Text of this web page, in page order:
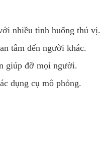
nhiều tình huống thú vị.
tâm đến người khác.
giúp đỡ mọi người.
dụng cụ mô phỏng.